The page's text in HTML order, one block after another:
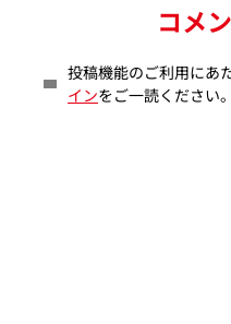
コメ
投稿機能のご利用にあ
インをご一読ください。